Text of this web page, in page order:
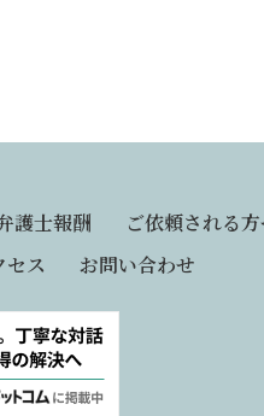
護士報酬
ご依頼される
セス お問い合わせ